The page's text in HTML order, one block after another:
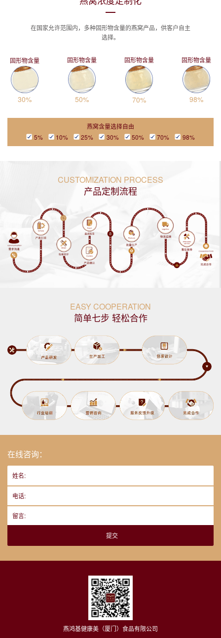
在国家允许范围内，多种固形物含量的燕窝产品，供客户自主
选择。
固形物含量
30%
固形物含量
50%
固形物含量
70%
固形物含量
98%
燕窝含量选择自由
5%
10% 25% 30% 50% 70% 98%
CUSTOMIZATION PROCESS
产品定制流程
EASY COOPERATION
简单七步 轻松合作
在线咨询：
姓名:
电话:
留言:
提交
燕鸿基健康美（厦门）食品有限公司